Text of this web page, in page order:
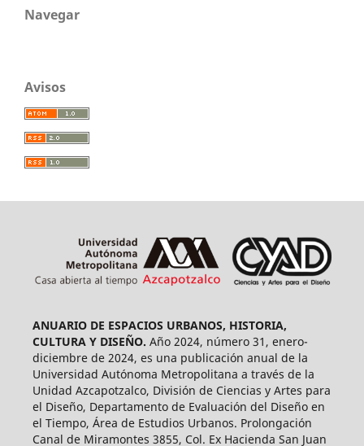
Navegar
Avisos
ANUARIO DE ESPACIOS URBANOS, HISTORIA,
CULTURA Y DISEÑO. Año 2024, número 31, enero-
diciembre de 2024, es una publicación anual de la
Universidad Autónoma Metropolitana a través de la
Unidad Azcapotzalco, División de Ciencias y Artes para
el Diseño, Departamento de Evaluación del Diseño en
el Tiempo, Área de Estudios Urbanos. Prolongación
Canal de Miramontes 3855, Col. Ex Hacienda San Juan